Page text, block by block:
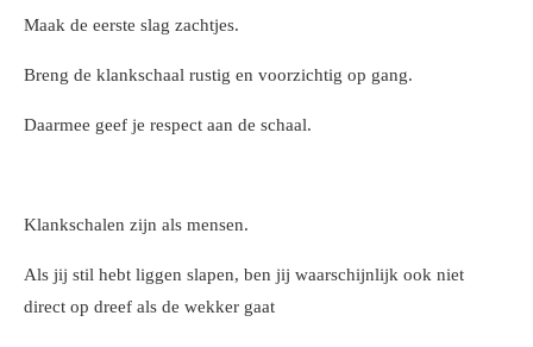
Maak de eerste slag zachtjes.
Breng de klankschaal rustig en voorzichtig op gang.
Daarmee geef je respect aan de schaal.
Klankschalen zijn als mensen.
Als jij stil hebt liggen slapen, ben jij waarschijnlijk ook niet
direct op dreef als de wekker gaat